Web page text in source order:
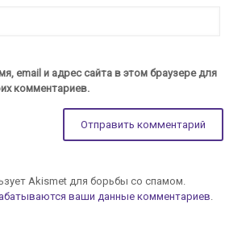
email и адрес сайта в этом браузере для
комментариев.
Akismet для борьбы со спамом.
ваши данные комментариев.